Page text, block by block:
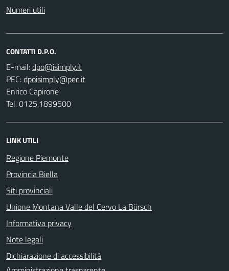
Numeri utili
CONTATTI D.P.O.
E-mail:
PEC:
Enrico Capirone
Tel. 0125.1899500
LINK UTILI
Regione Piemonte
Provincia Biella
Siti provinciali
Unione Montana Valle del Cervo La Bürsch
Informativa privacy
Note legali
Dichiarazione di accessibilità